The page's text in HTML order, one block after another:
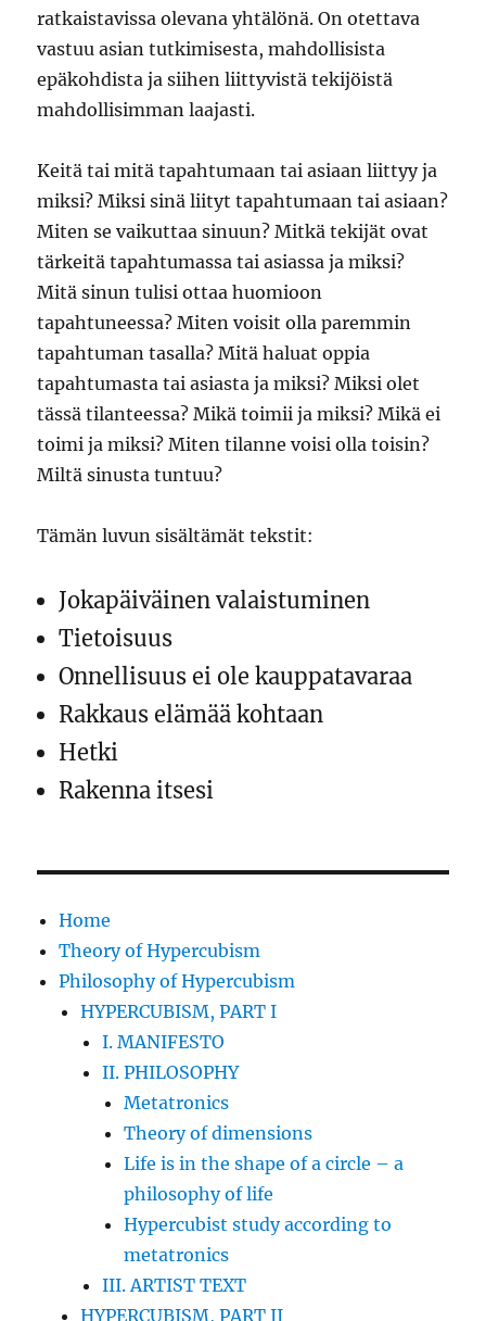
ratkaistavissa olevana yhtälönä. On otettava
vastuu asian tutkimisesta, mahdollisista
epäkohdista ja siihen liittyvistä tekijöistä
mahdollisimman laajasti.
Keitä tai mitä tapahtumaan tai asiaan liittyy ja
miksi? Miksi sinä liityt tapahtumaan tai asiaan?
Miten se vaikuttaa sinuun? Mitkä tekijät ovat
tärkeitä tapahtumassa tai asiassa ja miksi?
Mitä sinun tulisi ottaa huomioon
tapahtuneessa? Miten voisit olla paremmin
tapahtuman tasalla? Mitä haluat oppia
tapahtumasta tai asiasta ja miksi? Miksi olet
tässä tilanteessa? Mikä toimii ja miksi? Mikä ei
toimi ja miksi? Miten tilanne voisi olla toisin?
Miltä sinusta tuntuu?
Tämän luvun sisältämät tekstit:
Jokapäiväinen valaistuminen
Tietoisuus
Onnellisuus ei ole kauppatavaraa
Rakkaus elämää kohtaan
Hetki
Rakenna itsesi
Home
Theory of Hypercubism
Philosophy of Hypercubism
HYPERCUBISM, PART I
I. MANIFESTO
II. PHILOSOPHY
Metatronics
Theory of dimensions
Life is in the shape of a circle – a
philosophy of life
Hypercubist study according to
metatronics
III. ARTIST TEXT
HYPERCUBISM, PART II